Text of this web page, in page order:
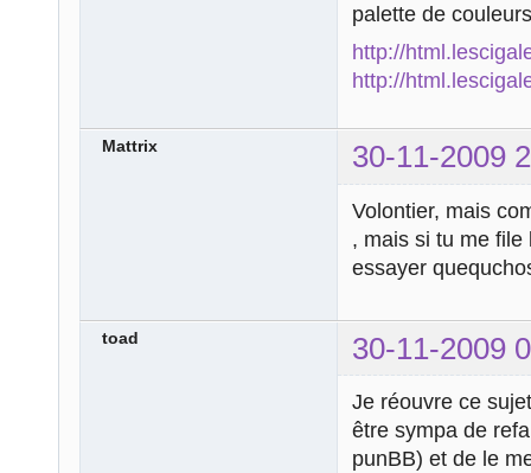
palette de
http://
http://
Mattrix 30-11-2009
Volontier, mais
, mais si tu me
essayer
toad 30-11-2009
Je réouvre ce
être sympa de
punBB) et de le